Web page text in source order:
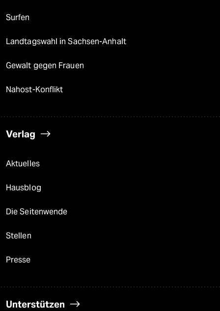
Surfen
Landtagswahl in Sachsen-Anhalt
Gewalt gegen Frauen
Nahost-Konflikt
Verlag
Aktuelles
Hausblog
Die Seitenwende
Stellen
Presse
Unterstützen